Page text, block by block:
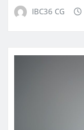
IBC36 CG